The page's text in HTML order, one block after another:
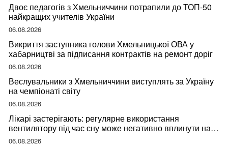
Двоє педагогів з Хмельниччини потрапили до ТОП-50
найкращих учителів України
06.08.2026
Викриття заступника голови Хмельницької ОВА у
хабарництві за підписання контрактів на ремонт доріг
06.08.2026
Веслувальники з Хмельниччини виступлять за Україну
на чемпіонаті світу
06.08.2026
Лікарі застерігають: регулярне використання
вентилятору під час сну може негативно вплинути на
ваше здоров’я
06.08.2026